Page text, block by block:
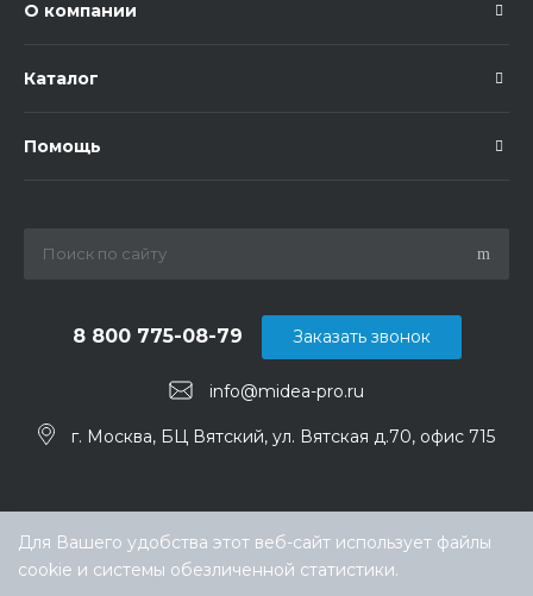
О компании
Каталог
Помощь
info@midea-pro.ru
8 800 775-08-79
г. Москва, БЦ Вятский, ул. Вятская д.70, офис 715
Заказать звонок
Для Вашего удобства этот веб-сайт использует файлы
cookie и системы обезличенной статистики.